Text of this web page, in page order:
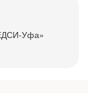
Уфа»